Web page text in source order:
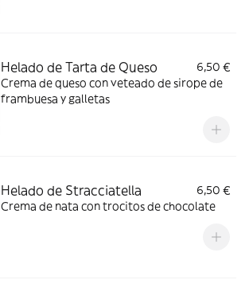
Helado de Tarta de Queso
6,50 €
Crema de queso con veteado de sirope de
frambuesa y galletas
Helado de Stracciatella
6,50 €
Crema de nata con trocitos de chocolate